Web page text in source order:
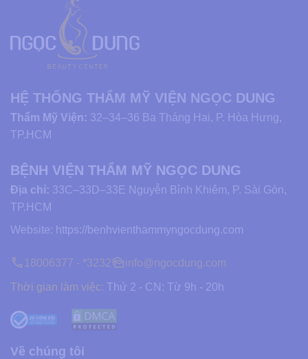
HỆ THỐNG THẨM MỸ VIỆN NGỌC DUNG
Thẩm Mỹ Viện: 32–34–36 Ba Tháng Hai, P. Hòa Hưng,
TP.HCM
BỆNH VIỆN THẨM MỸ NGỌC DUNG
Địa chỉ: 33C–33D–33E Nguyễn Bỉnh Khiêm, P. Sài Gòn,
TP.HCM
Website: https://benhvienthammyngocdung.com
18006377 - *3232 info@ngocdung.com
Thời gian làm việc: Thứ 2 - CN: Từ 9h - 20h
Về chúng tôi